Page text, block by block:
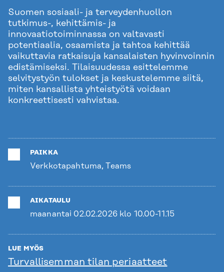
Suomen sosiaali- ja terveydenhuollon
tutkimus-, kehittämis- ja
innovaatiotoiminnassa on valtavasti
potentiaalia, osaamista ja tahtoa kehittää
vaikuttavia ratkaisuja kansalaisten hyvinvoinnin
edistämiseksi. Tilaisuudessa esittelemme
selvitystyön tulokset ja keskustelemme siitä,
miten kansallista yhteistyötä voidaan
konkreettisesti vahvistaa.
PAIKKA
Verkkotapahtuma, Teams
AIKATAULU
maanantai 02.02.2026 klo 10.00-11.15
LUE MYÖS
Turvallisemman tilan periaatteet